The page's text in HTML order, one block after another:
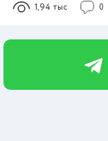
1,94 тыс 0